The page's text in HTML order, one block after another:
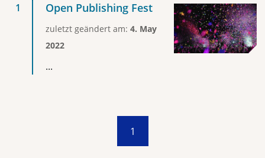
Open Publishing Fest
zuletzt geändert am: 4. May
2022
...
1